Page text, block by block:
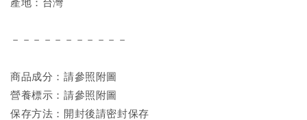
產地：台灣
－－－－－－－－－－－
商品成分：請參照附圖
營養標示：請參照附圖
保存方法：開封後請密封保存